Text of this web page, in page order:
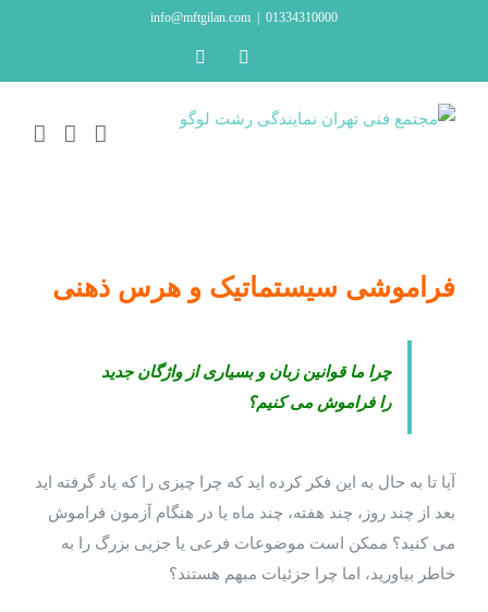
01334310000
info@mftgilan.com
Instagram
فراموشی سیستماتیک و هرس ذهنی
چرا ما قوانین زبان و بسیاری از واژگان جدید
را فراموش می کنیم؟
آیا تا به حال به این فکر کرده اید که چرا چیزی را که یاد گرفته اید
بعد از چند روز، چند هفته، چند ماه یا در هنگام آزمون فراموش
می کنید؟ ممکن است موضوعات فرعی یا جزیی بزرگ را به
خاطر بیاورید، اما چرا جزئیات مبهم هستند؟